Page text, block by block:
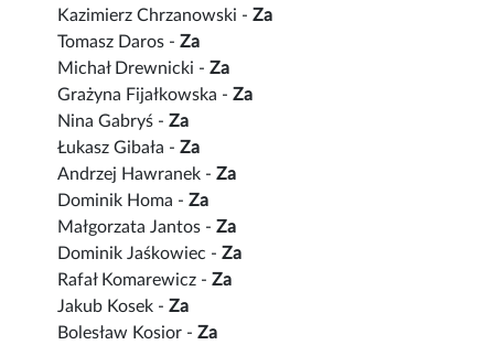
Kazimierz Chrzanowski -Za
Tomasz Daros -Za
Michał Drewnicki -Za
Grażyna Fijałkowska -Za
Nina Gabryś -Za
Łukasz Gibała -Za
Andrzej Hawranek -Za
Dominik Homa -Za
Małgorzata Jantos -Za
Dominik Jaśkowiec -Za
Rafał Komarewicz -Za
Jakub Kosek -Za
Bolesław Kosior -Za